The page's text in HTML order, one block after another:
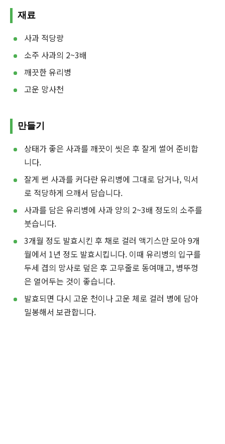
재료
사과 적당량
소주 사과의 2~3배
깨끗한 유리병
고운 망사천
만들기
상태가 좋은 사과를 깨끗이 씻은 후 잘게 썰어 준비합
니다.
잘게 썬 사과를 커다란 유리병에 그대로 담거나, 믹서
로 적당하게 으깨서 담습니다.
사과를 담은 유리병에 사과 양의 2~3배 정도의 소주를
붓습니다.
3개월 정도 발효시킨 후 채로 걸러 액기스만 모아 9개
월에서 1년 정도 발효시킵니다. 이때 유리병의 입구를
두세 겹의 망사로 덮은 후 고무줄로 동여매고, 병뚜껑
은 열어두는 것이 좋습니다.
발효되면 다시 고운 천이나 고운 체로 걸러 병에 담아
밀봉해서 보관합니다.